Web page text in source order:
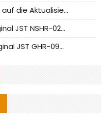
CLIFF unter Bezugnahme auf die Aktualisierung der chinesischen Stecker-Testnormen
JST Stecker - bietet Original JST NSHR-02V-S Stecker und Ersatzteile an
JST-Stecker - Bietet Original JST GHR-09V-S Stecker und Ersatzteile an